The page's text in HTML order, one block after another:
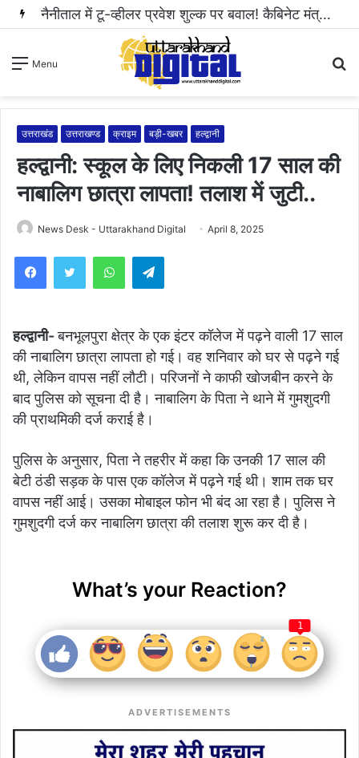
नैनीताल में टू-व्हीलर प्रवेश शुल्क पर बवाल! कैबिनेट मंत्री राम सिंह कैड़ा ने रुकवाई वसूली..
Menu
उत्तराखंड उत्तराखण्ड क्राइम बड़ी-खबर हल्द्वानी
हल्द्वानी: स्कूल के लिए निकली 17 साल की
नाबालिग छात्रा लापता! तलाश में जुटी..
News Desk - Uttarakhand Digital April 8, 2025
WhatsAppTelegram
हल्द्वानी-बनभूलपुरा क्षेत्र के एक इंटर कॉलेज में पढ़ने वाली 17 साल
की नाबालिग छात्रा लापता हो गई। वह शनिवार को घर से पढ़ने गई
थी, लेकिन वापस नहीं लौटी। परिजनों ने काफी खोजबीन करने के
बाद पुलिस को सूचना दी है। नाबालिग के पिता ने थाने में गुमशुदगी
की प्राथमिकी दर्ज कराई है।
पुलिस के अनुसार, पिता ने तहरीर में कहा कि उनकी 17 साल की
बेटी ठंडी सड़क के पास एक कॉलेज में पढ़ने गई थी। शाम तक घर
वापस नहीं आई। उसका मोबाइल फोन भी बंद आ रहा है। पुलिस ने
गुमशुदगी दर्ज कर नाबालिग छात्रा की तलाश शुरू कर दी है।
What’s your Reaction?
1
ADVERTISEMENTS